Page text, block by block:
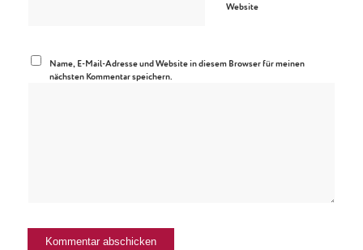
Website
Name, E-Mail-Adresse und Website in diesem Browser für meinen
nächsten Kommentar speichern.